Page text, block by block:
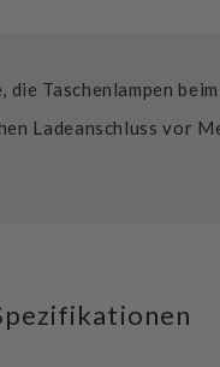
Taschenlampen
Ladeanschluss vor